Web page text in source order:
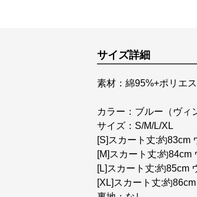
サイズ詳細
素材：綿95%+ポリエ
カラー：ブルー（ヴィ
サイズ：S/M/L/XL
[S]スカート丈:約83cm
[M]スカート丈:約84cm
[L]スカート丈:約85cm
[XL]スカート丈:約